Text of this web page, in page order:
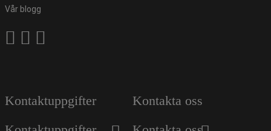
Vår blogg
Kontaktuppgifter
Kontakta oss